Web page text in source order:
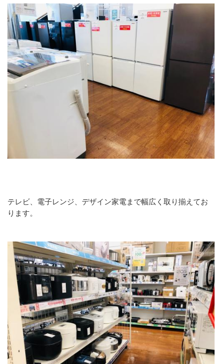
テレビ、電子レンジ、デザイン家電まで幅広く取り揃えてお
ります。